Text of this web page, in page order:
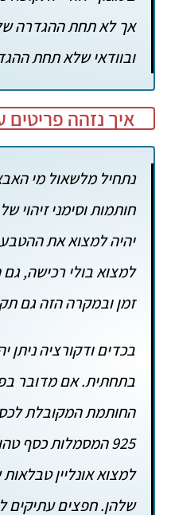
אך לא תחת ההגדרה של
ובוודאי שלא תחת
איך נזהה פריטים
נתחיל מלשאול מי
חותמות וסימני זיהוי
יהיה למצוא את
למצוא בולי רכישה,
זמן ובמקרה הזה גם
בכדים ודקורציה
בתחתית. אם מדובר
925 המסמלות כסף
למצוא אונליין
שלהן. חפצים עתיקים